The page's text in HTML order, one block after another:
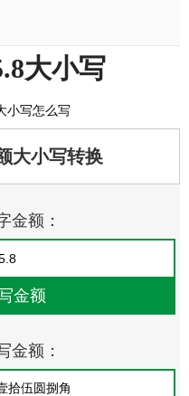
大小写
小写怎么写
大小写转换
金额：
金额：